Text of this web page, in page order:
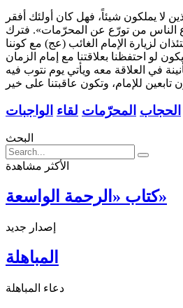
لا يملكون شيئاً، فهل كان أولئك أفقر
الناس من تورّع عن المحرّمات». فترك
لزيارة الإمام الغائب (عج) مع كوننا
لو احتفظنا بعلاقتنا مع إمام الزمان
في العلاقة معه ويأتي يوم نتوب فيه
الحجاب المحرّمات لقاء الواجبات
البحث
الأكثر مشاهدة
كتاب «الرحمة الواسعة»
إصدار جديد
المباهلة
دعاء المباهلة